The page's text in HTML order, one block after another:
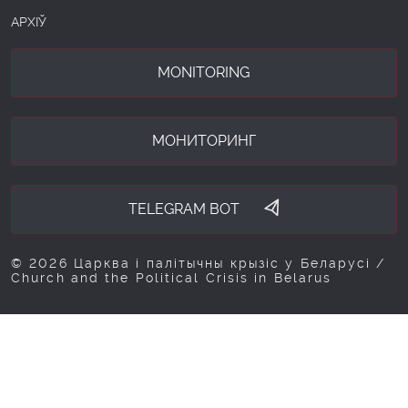
АРХІЎ
MONITORING
МОНИТОРИНГ
TELEGRAM BOT
© 2026 Царква і палітычны крызіс у Беларусі /
Church and the Political Crisis in Belarus